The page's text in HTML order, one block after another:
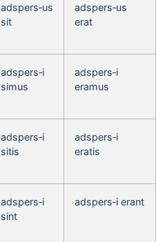
adspers‑us
sit
adspers‑us
erat
adspers‑i
simus
adspers‑i
eramus
adspers‑i
sitis
adspers‑i
eratis
adspers‑i
sint
adspers‑i erant